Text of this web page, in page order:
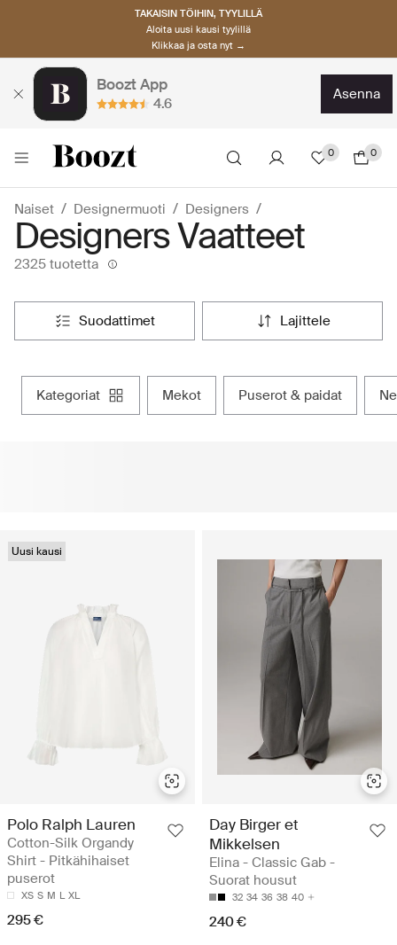
TAKAISIN TÖIHIN, TYYLILLÄ
Aloita uusi kausi tyylillä
Klikkaa ja osta nyt →
Boozt App
4.6
asenna
0 0
Naiset Designermuoti Designers
Designers Vaatteet
2325 tuotetta
suodattimet lajittele
kategoriat mekot puserot & paidat
Uusi kausi
Polo Ralph Lauren
Cotton-Silk Organdy
Shirt - Pitkähihaiset
puserot
XS S M L XL
295 €
Day Birger et
Mikkelsen
Elina - Classic Gab -
Suorat housut
32 34 36 38 40
240 €